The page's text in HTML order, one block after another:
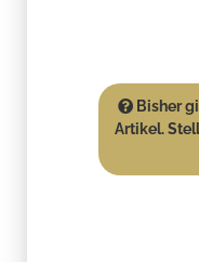
Bisher
Artikel.